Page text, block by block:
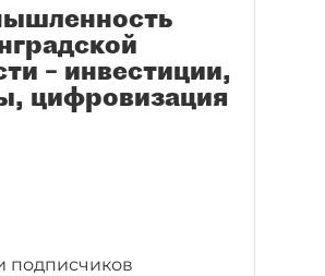
– инвестиции,
цифровизация
подписчиков